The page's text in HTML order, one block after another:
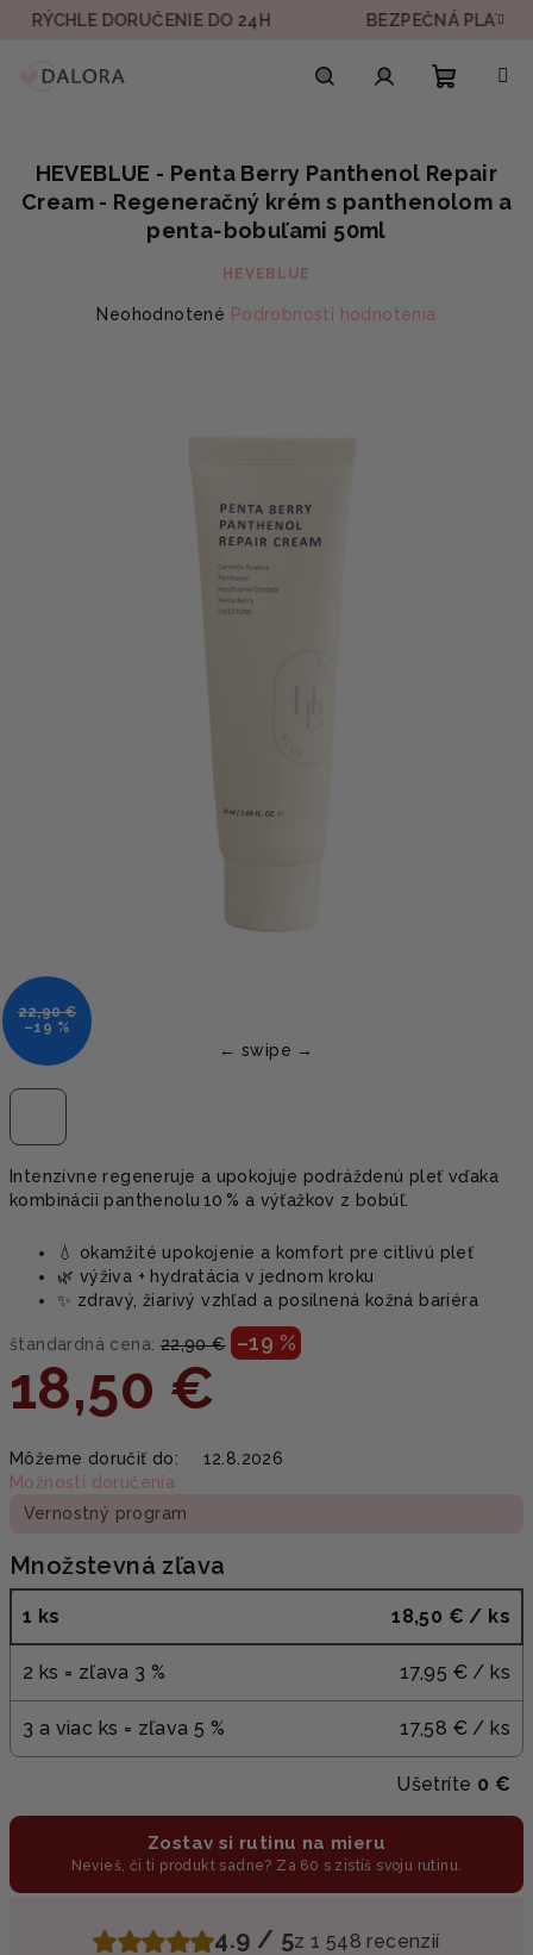
PrejsťDORUČENIE DO 24H BEZPEČNÁ PLATBA
košík
Intenzívne regeneruje a upokojuje podráždenú pleť vďaka
kombinácii panthenolu 10 % a výťažkov z bobúľ.
💧 okamžité upokojenie a komfort pre citlivú pleť
🌿 výživa + hydratácia v jednom kroku
✨ zdravý, žiarivý vzhľad a posilnená kožná bariéra
štandardná cena: 22,90 € –19 %
18,50 €
cena:
Môžeme doručiť do:
12.8.2026
Možnosti doručenia
Vernostný program
Množstevná zľava
1 ks 18,50 € / ks
2 ks = zľava 3 % 17,95 € / ks
3 a viac ks = zľava 5 % 17,58 € / ks
Ušetríte 0 €
Zostav si rutinu na mieru
Nevieš, či ti produkt sadne? Za 60 s zistíš svoju rutinu.
4.9 / 5z 1 548 recenzií
HEVEBLUE - Penta Berry Panthenol Repair
Cream - Regeneračný krém s panthenolom a
penta‑bobuľami 50ml
HEVEBLUE
Priemerné
Neohodnotené Podrobnosti hodnotenia
22,90 €
–19 %